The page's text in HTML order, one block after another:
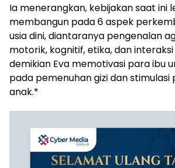
Ia menerangkan, kebijakan saat ini
membangun pada 6 aspek
usia dini, diantaranya pengenalan
motorik, kognitif, etika, dan interaksi
demikian Eva memotivasi para ibu
pada pemenuhan gizi dan
anak.*